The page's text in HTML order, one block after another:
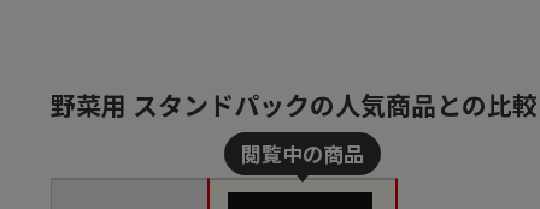
野菜用 スタンドパックの人気商品との比較